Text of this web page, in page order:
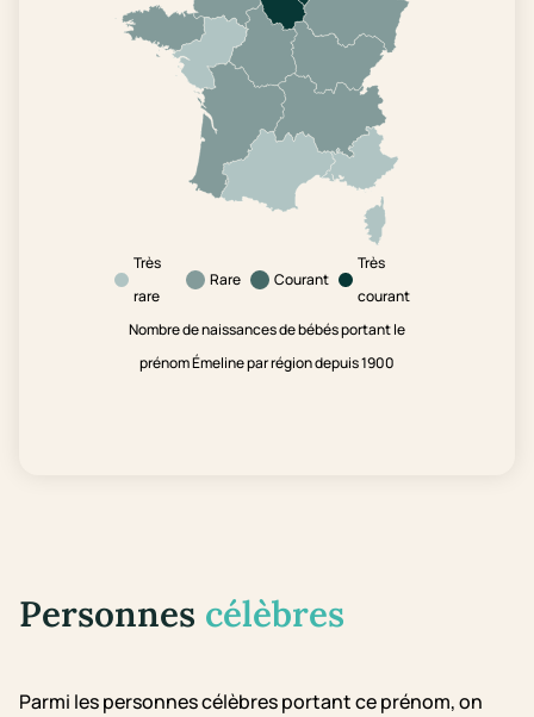
Très
rare
Rare Courant
Très
courant
Nombre de naissances de bébés portant le
prénom Émeline par région depuis 1900
Personnes célèbres
Parmi les personnes célèbres portant ce prénom, on